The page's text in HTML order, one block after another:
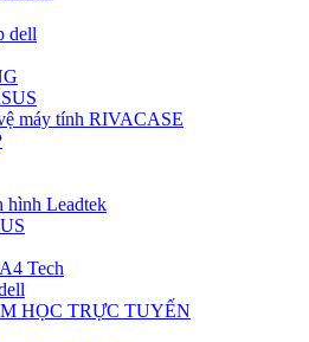
dell
máy tính RIVACASE
hình Leadtek
Tech
HỌC TRỰC TUYẾN